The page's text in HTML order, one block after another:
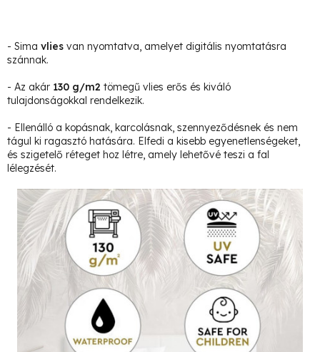
- Sima vlies van nyomtatva, amelyet digitális nyomtatásra
szánnak.
- Az akár 130 g/m2 tömegű vlies erős és kiváló
tulajdonságokkal rendelkezik.
- Ellenálló a kopásnak, karcolásnak, szennyeződésnek és nem
tágul ki ragasztó hatására. Elfedi a kisebb egyenetlenségeket,
és szigetelő réteget hoz létre, amely lehetővé teszi a fal
lélegzését.